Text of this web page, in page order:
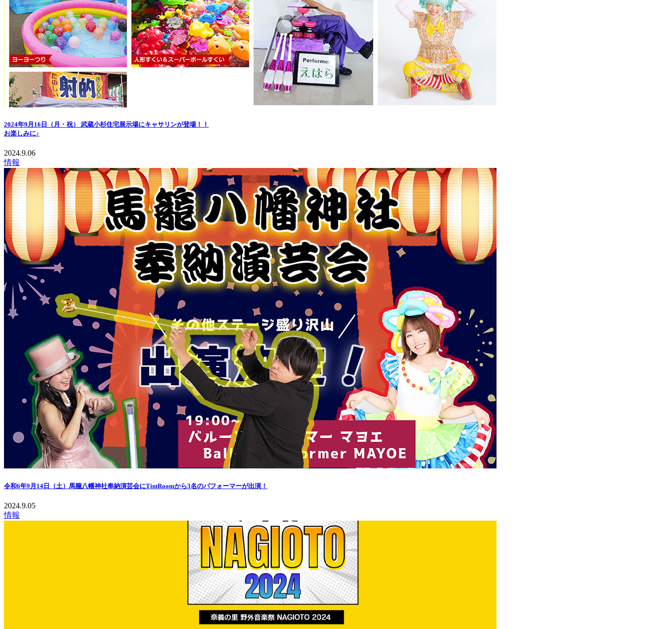
2024年9月16日（月・祝） 武蔵小杉住宅展示場にキャサリンが登場！！
お楽しみに♪
2024.9.06
情報
令和6年9月14日（土）馬籠八幡神社奉納演芸会にTintRoomから3名のパフォーマーが出演！
2024.9.05
情報